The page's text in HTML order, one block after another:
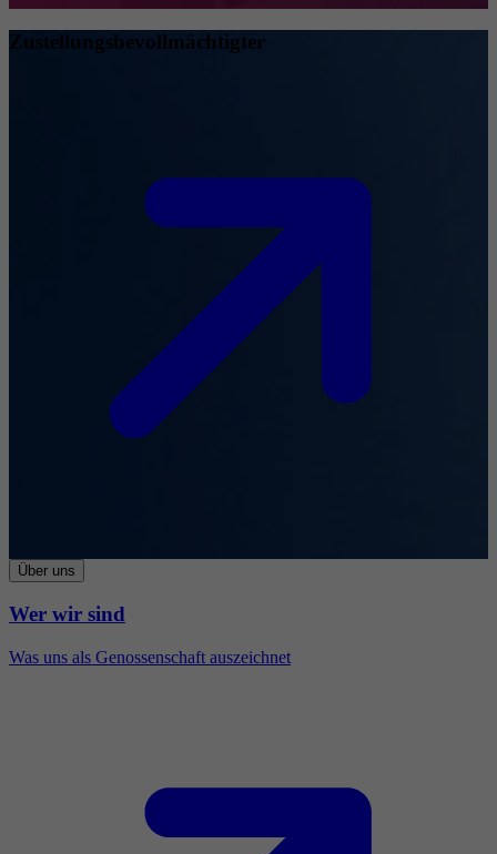
Zustellungsbevollmächtigter
Über uns
Wer wir sind
Was uns als Genossenschaft auszeichnet